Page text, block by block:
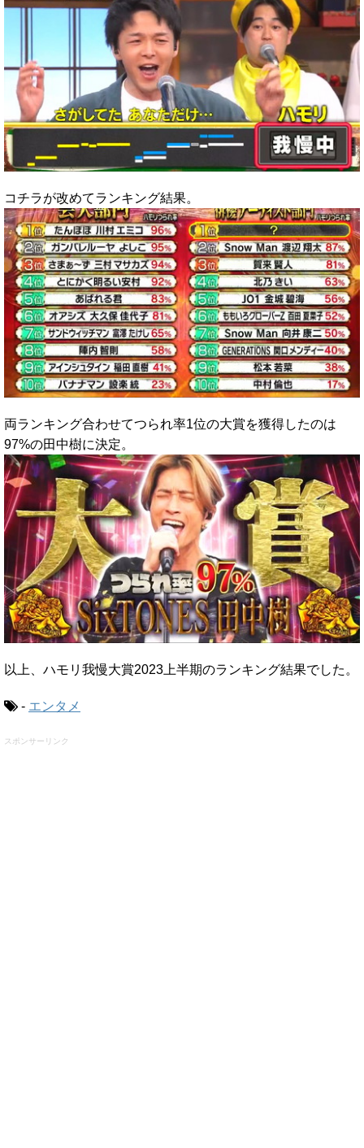
コチラが改めてランキング結果。
両ランキング合わせてつられ率1位の大賞を獲得したのは
97%の田中樹に決定。
以上、ハモリ我慢大賞2023上半期のランキング結果でした。
- エンタメ
スポンサーリンク